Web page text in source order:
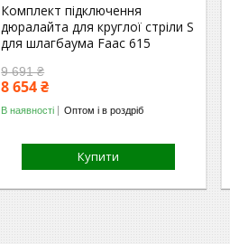
Комплект підключення
дюралайта для круглої стріли S
для шлагбаума Faac 615
9 691 ₴
8 654 ₴
В наявності Оптом і в роздріб
Купити